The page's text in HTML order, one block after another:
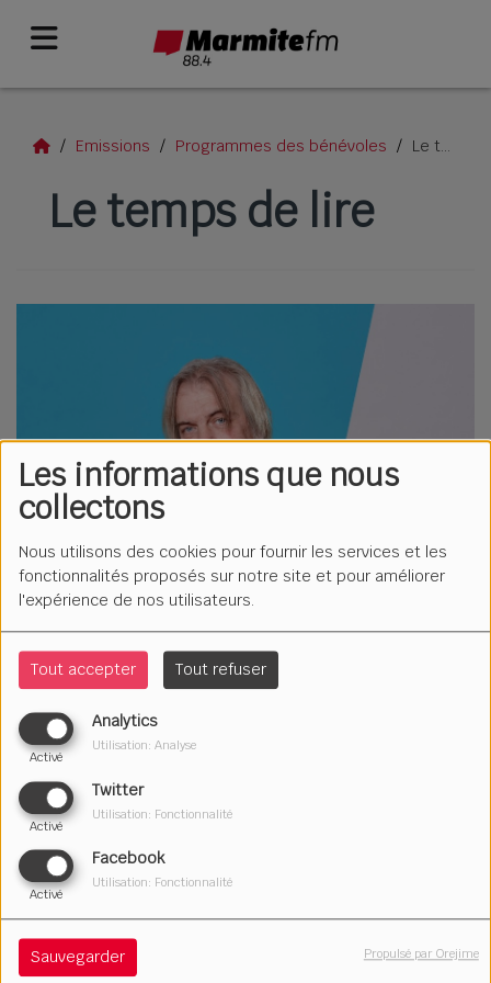
Les informations que nous
collectons
Nous utilisons des cookies pour fournir les services et les
fonctionnalités proposés sur notre site et pour améliorer
l'expérience de nos utilisateurs.
Tout accepter Tout refuser
Analytics
Activé
Utilisation: Analyse
Twitter
Activé
Utilisation: Fonctionnalité
Facebook
Activé
Utilisation: Fonctionnalité
Sauvegarder Propulsé par Orejime
Emissions Programmes des bénévoles Le temps de lire
Le temps de lire
Le lundi à 13h05, le mercredi à 15h30 et le samedi à
11h35.
Un temps autour de la littérature.